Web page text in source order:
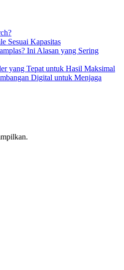
Sesuai Kapasitas
Ini Alasan yang Sering
yang Tepat untuk Hasil Maksimal
Digital untuk Menjaga